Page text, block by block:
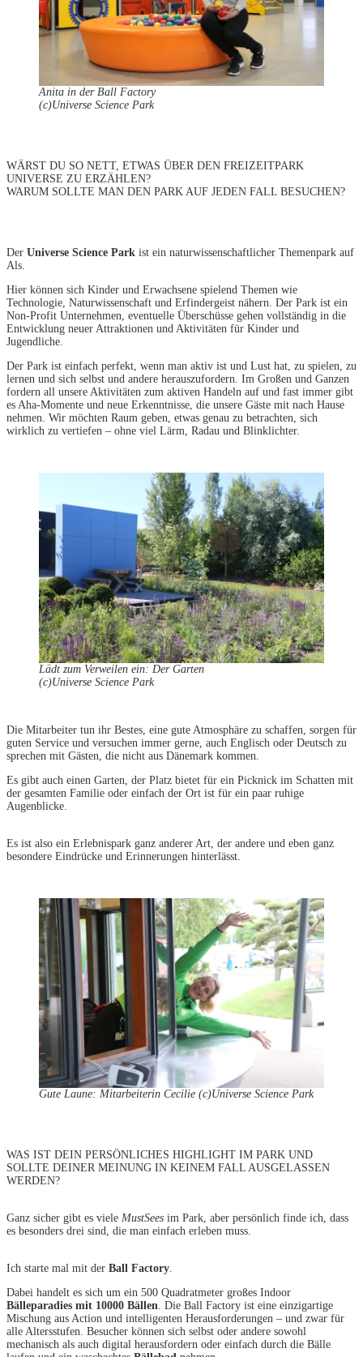
Anita in der Ball Factory
(c)Universe Science Park
WÄRST DU SO NETT, ETWAS ÜBER DEN FREIZEITPARK
UNIVERSE ZU ERZÄHLEN?
WARUM SOLLTE MAN DEN PARK AUF JEDEN FALL BESUCHEN?
Der Universe Science Park ist ein naturwissenschaftlicher Themenpark auf
Als.
Hier können sich Kinder und Erwachsene spielend Themen wie
Technologie, Naturwissenschaft und Erfindergeist nähern. Der Park ist ein
Non-Profit Unternehmen, eventuelle Überschüsse gehen vollständig in die
Entwicklung neuer Attraktionen und Aktivitäten für Kinder und
Jugendliche.
Der Park ist einfach perfekt, wenn man aktiv ist und Lust hat, zu spielen, zu
lernen und sich selbst und andere herauszufordern. Im Großen und Ganzen
fordern all unsere Aktivitäten zum aktiven Handeln auf und fast immer gibt
es Aha-Momente und neue Erkenntnisse, die unsere Gäste mit nach Hause
nehmen. Wir möchten Raum geben, etwas genau zu betrachten, sich
wirklich zu vertiefen – ohne viel Lärm, Radau und Blinklichter.
Lädt zum Verweilen ein: Der Garten
(c)Universe Science Park
Die Mitarbeiter tun ihr Bestes, eine gute Atmosphäre zu schaffen, sorgen für
guten Service und versuchen immer gerne, auch Englisch oder Deutsch zu
sprechen mit Gästen, die nicht aus Dänemark kommen.
Es gibt auch einen Garten, der Platz bietet für ein Picknick im Schatten mit
der gesamten Familie oder einfach der Ort ist für ein paar ruhige
Augenblicke.
Es ist also ein Erlebnispark ganz anderer Art, der andere und eben ganz
besondere Eindrücke und Erinnerungen hinterlässt.
Gute Laune: Mitarbeiterin Cecilie (c)Universe Science Park
WAS IST DEIN PERSÖNLICHES HIGHLIGHT IM PARK UND
SOLLTE DEINER MEINUNG IN KEINEM FALL AUSGELASSEN
WERDEN?
Ganz sicher gibt es viele MustSees im Park, aber persönlich finde ich, dass
es besonders drei sind, die man einfach erleben muss.
Ich starte mal mit der Ball Factory.
Dabei handelt es sich um ein 500 Quadratmeter großes Indoor
Bälleparadies mit 10000 Bällen. Die Ball Factory ist eine einzigartige
Mischung aus Action und intelligenten Herausforderungen – und zwar für
alle Altersstufen. Besucher können sich selbst oder andere sowohl
mechanisch als auch digital herausfordern oder einfach durch die Bälle